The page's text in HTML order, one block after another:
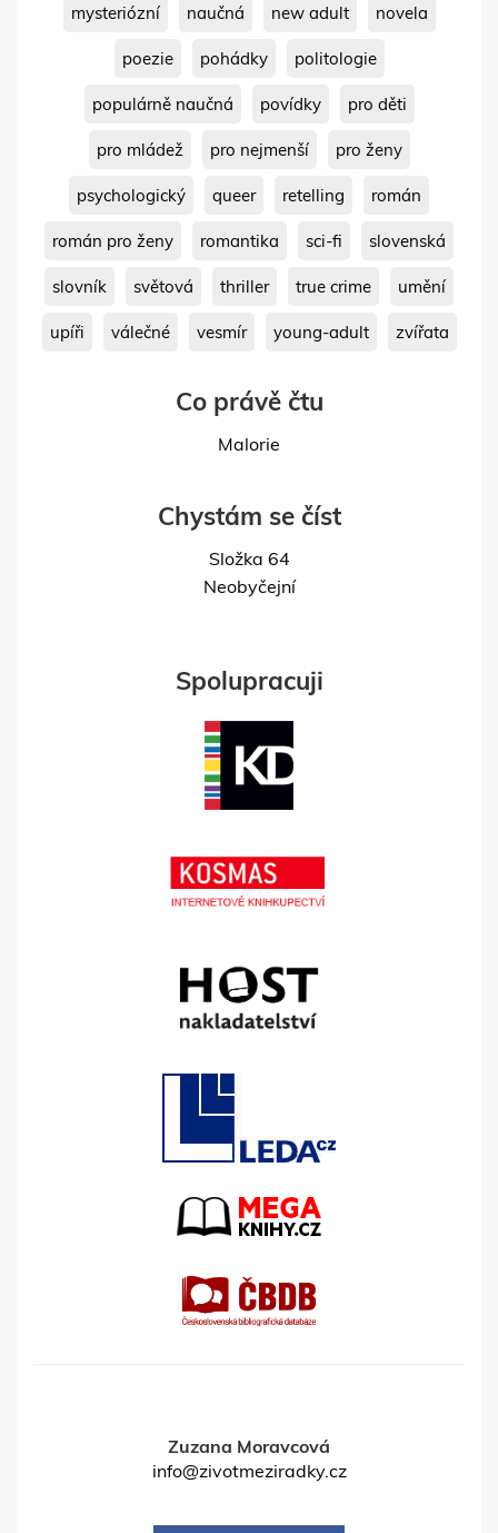
mysteriózní naučná new adult novela
poezie pohádky politologie
populárně naučná povídky pro děti
pro mládež pro nejmenší pro ženy
psychologický queer retelling román
román pro ženy romantika sci-fi slovenská
slovník světová thriller true crime umění
upíři válečné vesmír young-adult zvířata
Co právě čtu
Malorie
Chystám se číst
Složka 64
Neobyčejní
Spolupracuji
Zuzana Moravcová
info@zivotmeziradky.cz